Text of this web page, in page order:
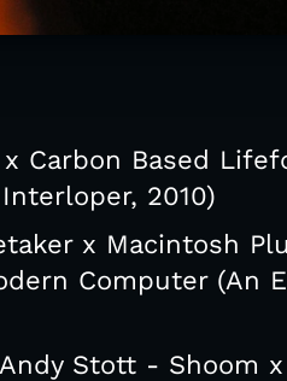
x Carbon Based
2010)
x Macintosh
Computer (An
Stott - Shoom